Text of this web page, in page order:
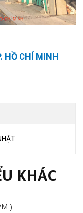
HỒ CHÍ MINH
KHÁC
)